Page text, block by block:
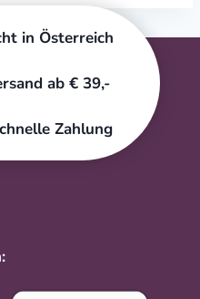
in Österreich
ab € 39,-
Zahlung